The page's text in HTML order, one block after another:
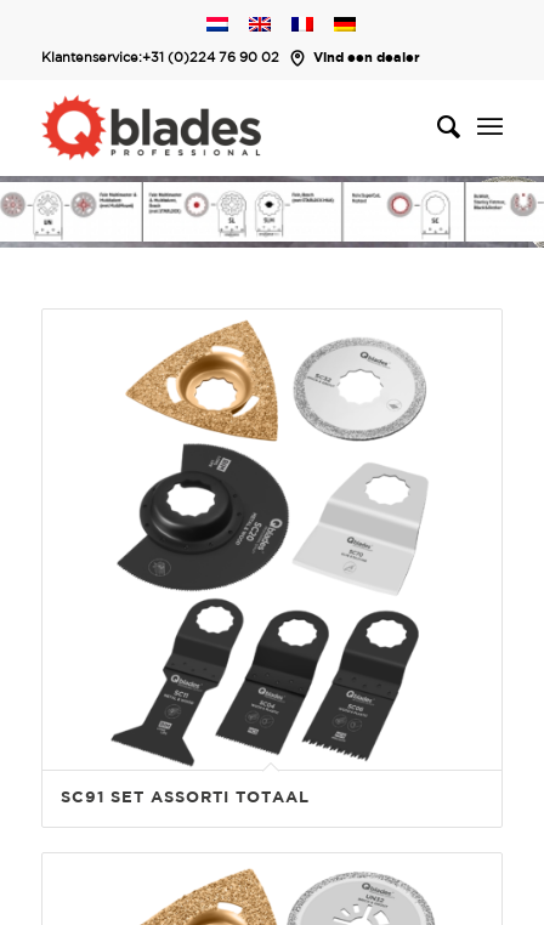
Klantenservice:+31 (0)224 76 90 02 Vind een dealer
Geschikt voor beton en steen
SC91 SET ASSORTI TOTAAL